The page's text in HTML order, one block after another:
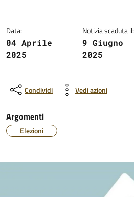
Data:
04 Aprile
2025
Notizia scaduta il:
9 Giugno
2025
Condividi Vedi azioni
Argomenti
Elezioni